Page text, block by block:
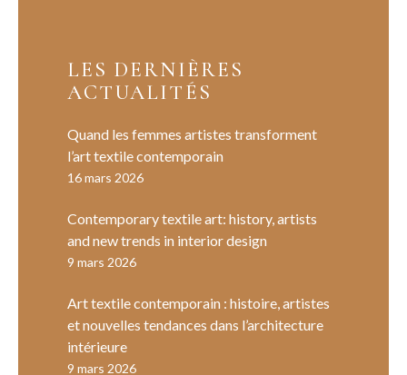
LES DERNIÈRES
ACTUALITÉS
Quand les femmes artistes transforment
l’art textile contemporain
16 mars 2026
Contemporary textile art: history, artists
and new trends in interior design
9 mars 2026
Art textile contemporain : histoire, artistes
et nouvelles tendances dans l’architecture
intérieure
9 mars 2026